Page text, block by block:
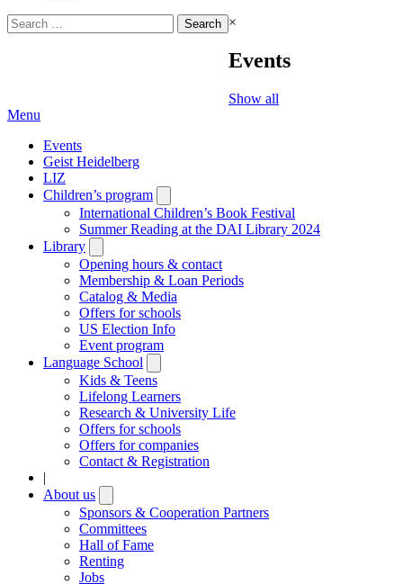
Search
for:
×
Events
Show all
Menu
Events
Geist Heidelberg
LIZ
Children’s program
submenu
International Children’s Book Festival
Summer Reading at the DAI Library 2024
Library
submenu
Opening hours & contact
Membership & Loan Periods
Catalog & Media
Offers for schools
US Election Info
Event program
Language School
submenu
Kids & Teens
Lifelong Learners
Research & University Life
Offers for schools
Offers for companies
Contact & Registration
|
About us
submenu
Sponsors & Cooperation Partners
Committees
Hall of Fame
Renting
Jobs